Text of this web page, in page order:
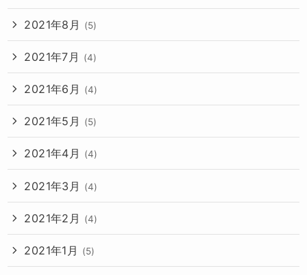
2021年8月 (5)
2021年7月 (4)
2021年6月 (4)
2021年5月 (5)
2021年4月 (4)
2021年3月 (4)
2021年2月 (4)
2021年1月 (5)